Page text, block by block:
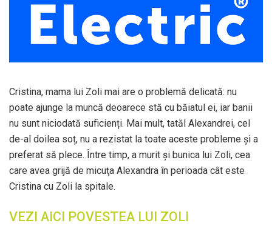
Cristina, mama lui Zoli mai are o problemă delicată: nu
poate ajunge la muncă deoarece stă cu băiatul ei, iar banii
nu sunt niciodată suficienți. Mai mult, tatăl Alexandrei, cel
de-al doilea soț, nu a rezistat la toate aceste probleme şi a
preferat să plece. Între timp, a murit şi bunica lui Zoli, cea
care avea grijă de micuţa Alexandra în perioada cât este
Cristina cu Zoli la spitale.
VEZI AICI POVESTEA LUI ZOLI